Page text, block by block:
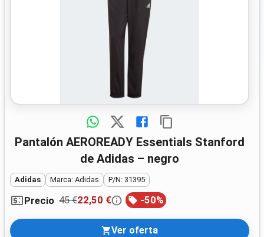
Pantalón AEROREADY Essentials Stanford
de Adidas – negro
Adidas Marca: Adidas P/N: 31395
Precio 45 €22,50 € -50%
Ver oferta